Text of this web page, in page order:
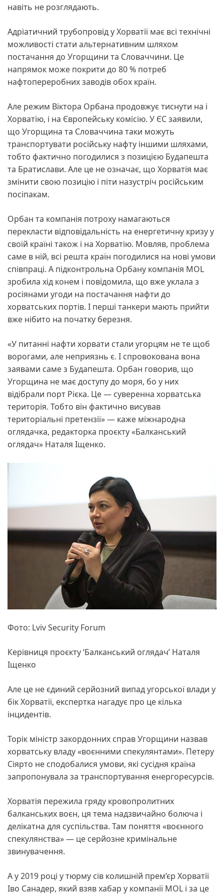
навіть не розглядають.
Адріатичний трубопровід у Хорватії має всі технічні
можливості стати альтернативним шляхом
постачання до Угорщини та Словаччини. Це
напрямок може покрити до 80 % потреб
нафтопереробних заводів обох країн.
Але режим Віктора Орбана продовжує тиснути на і
Хорватію, і на Європейську комісію. У ЄС заявили,
що Угорщина та Словаччина таки можуть
транспортувати російську нафту іншими шляхами,
тобто фактично погодилися з позицією Будапешта
та Братислави. Але це не означає, що Хорватія має
змінити свою позицію і піти назустріч російським
посіпакам.
Орбан та компанія потроху намагаються
перекласти відповідальність на енергетичну кризу у
своїй країні також і на Хорватію. Мовляв, проблема
саме в ній, всі решта країн погодилися на нові умови
співпраці. А підконтрольна Орбану компанія MOL
зробила хід конем і повідомила, що вже уклала з
росіянами угоди на постачання нафти до
хорватських портів. І перші танкери мають прийти
вже нібито на початку березня.
«У питанні нафти хорвати стали угорцям не те щоб
ворогами, але неприязнь є. І спровокована вона
заявами саме з Будапешта. Орбан говорив, що
Угорщина не має доступу до моря, бо у них
відібрали порт Рієка. Це — суверенна хорватська
територія. Тобто він фактично висував
територіальні претензії» — каже міжнародна
оглядачка, редакторка проєкту «Балканський
оглядач» Наталя Іщенко.
Фото: Lviv Security Forum
Керівниця проєкту ‘Балканський оглядач’ Наталя
Іщенко
Але це не єдиний серйозний випад угорської влади у
бік Хорватії, експертка нагадує про це кілька
інцидентів.
Торік міністр закордонних справ Угорщини назвав
хорватську владу «воєнними спекулянтами». Петеру
Сіярто не сподобалися умови, які сусідня країна
запропонувала за транспортування енергоресурсів.
Хорватія пережила гряду кровопролитних
балканських воєн, ця тема надзвичайно болюча і
делікатна для суспільства. Там поняття «воєнного
спекулянства» — це серйозне кримінальне
звинувачення.
А у 2019 році у тюрму сів колишній прем’єр Хорватії
Іво Санадер, який взяв хабар у компанії MOL і за це